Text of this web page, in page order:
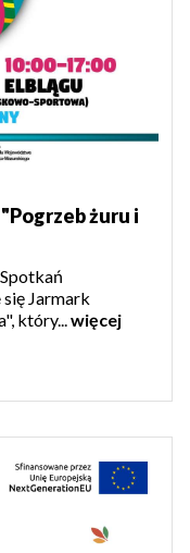
żuru i
Jarmark
który...więcej